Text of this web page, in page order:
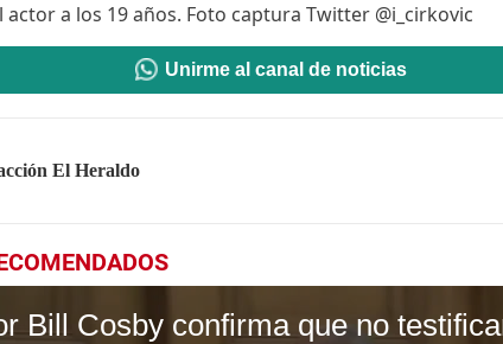
actor a los 19 años. Foto captura Twitter @i_cirkovic
Unirme al canal de noticias
El Heraldo